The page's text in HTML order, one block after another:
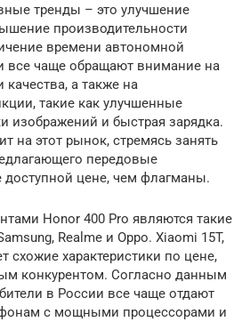
тренды – это улучшение
производительности
времени автономной
все чаще обращают внимание на
а также на
такие как улучшенные
изображений и быстрая зарядка.
на этот рынок, стремясь занять
передовые
доступной цене, чем флагманы.
Honor 400 Pro являются такие
Realme и Oppo. Xiaomi 15T,
схожие характеристики по цене,
конкурентом. Согласно данным
в России все чаще отдают
с мощными процессорами и